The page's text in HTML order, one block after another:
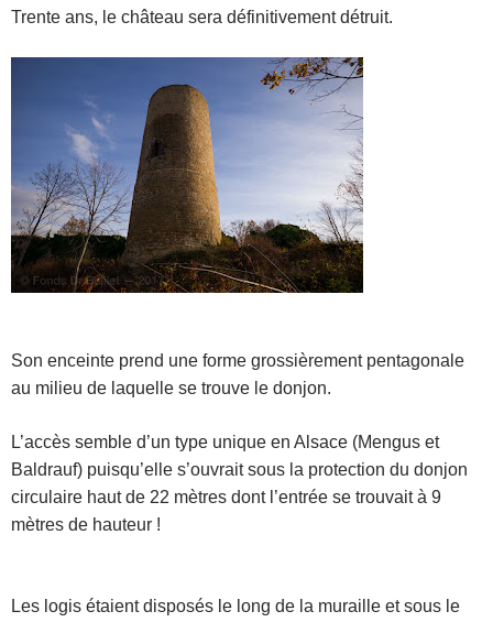
Trente ans, le château sera définitivement détruit.
Son enceinte prend une forme grossièrement pentagonale
au milieu de laquelle se trouve le donjon.
L’accès semble d’un type unique en Alsace (Mengus et
Baldrauf) puisqu’elle s’ouvrait sous la protection du donjon
circulaire haut de 22 mètres dont l’entrée se trouvait à 9
mètres de hauteur !
Les logis étaient disposés le long de la muraille et sous le